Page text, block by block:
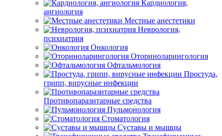
Кардиология,
ангиология
Местные анестетики
Неврология,
психиатрия
Онкология
Оториноларингология
Офтальмология
Простуда,
грипп, вирусные инфекции
Противопаразитарные средства
Пульмонология
Стоматология
Суставы и мышцы